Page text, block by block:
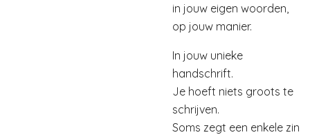
in jouw eigen woorden,
op jouw manier.
In jouw unieke
handschrift.
Je hoeft niets groots te
schrijven.
Soms zegt een enkele zin